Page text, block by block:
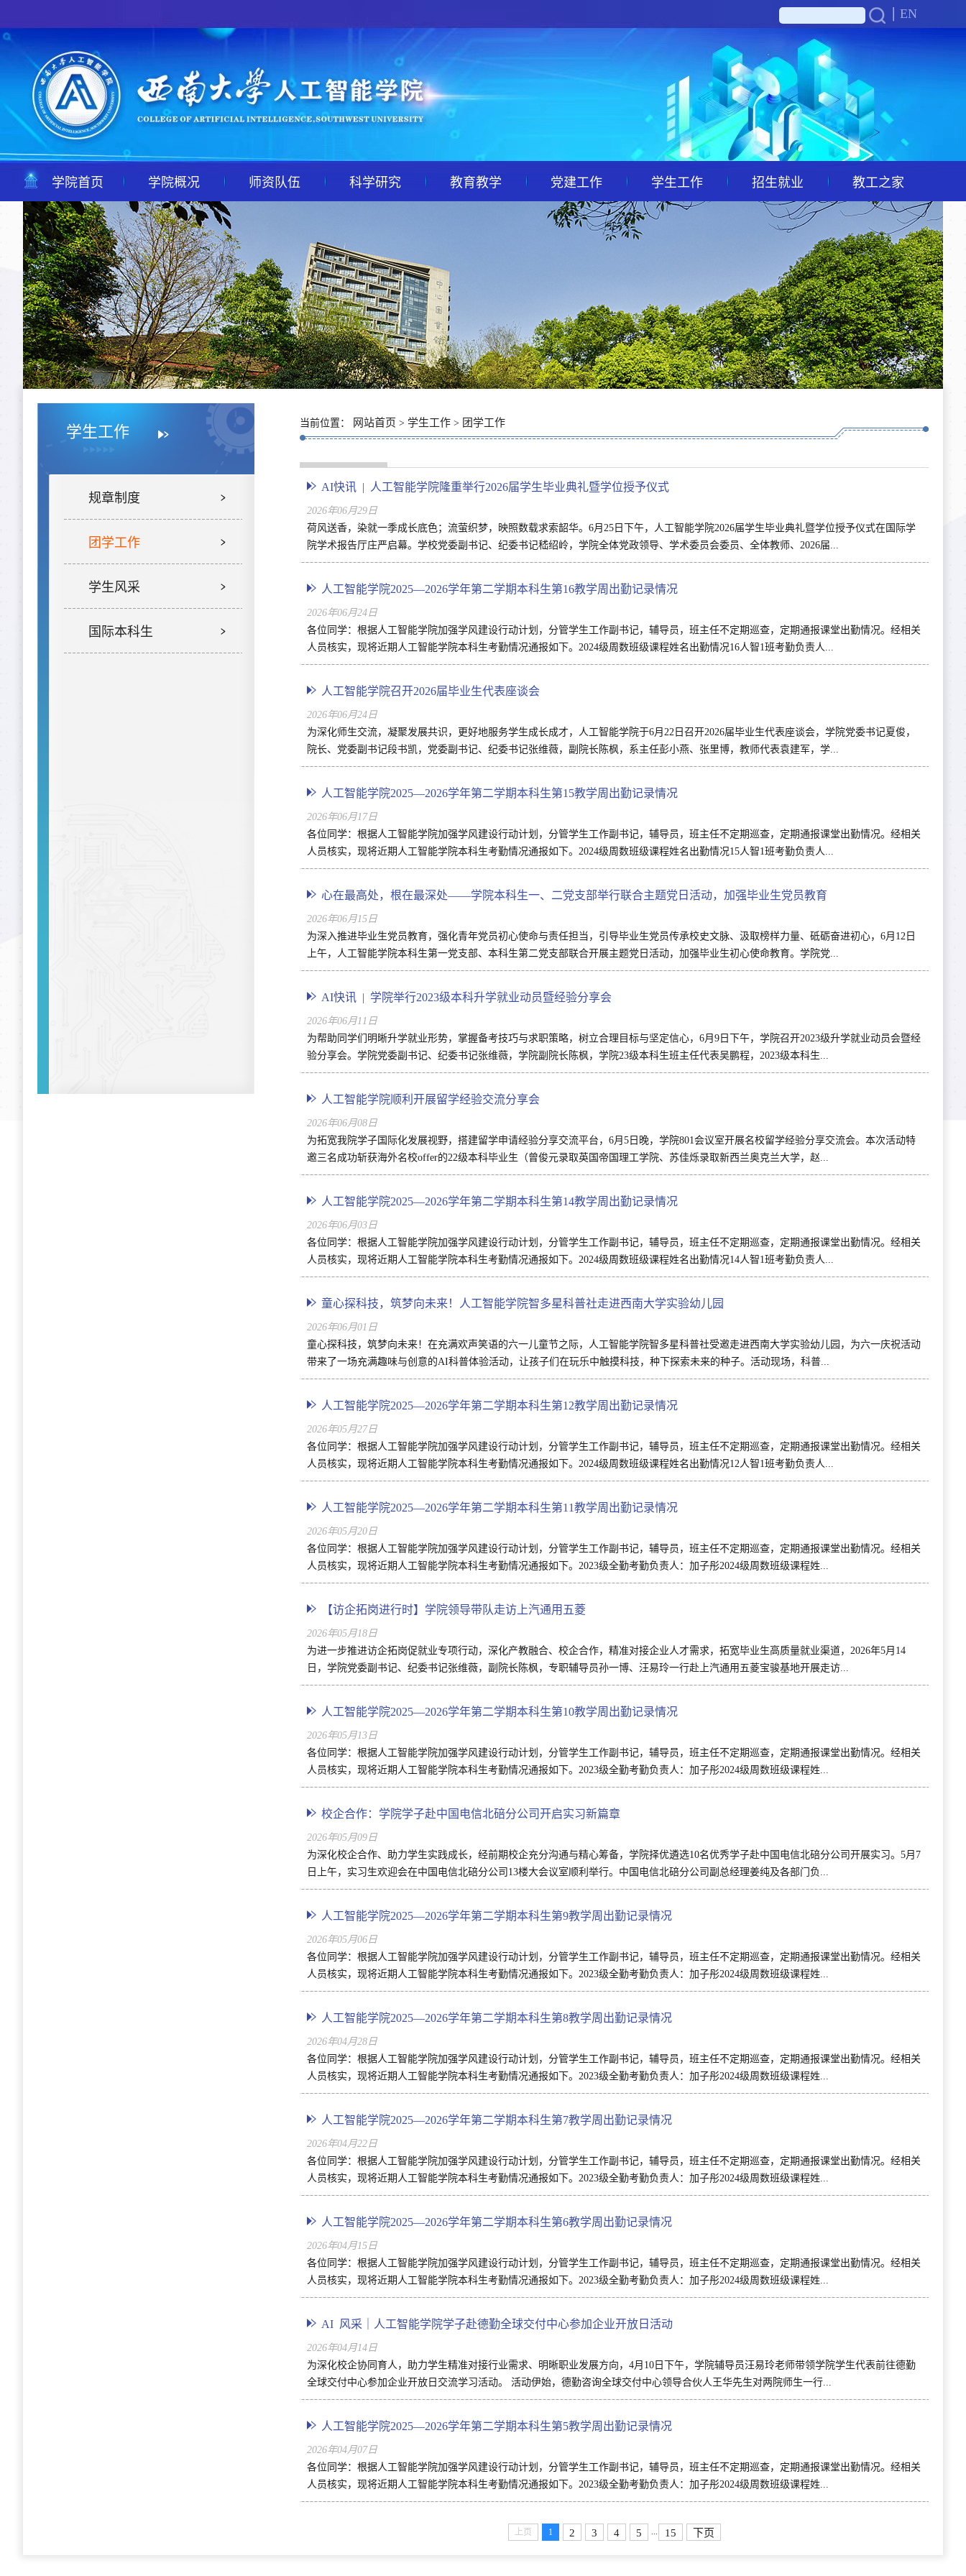
EN
学院首页 学院概况 师资队伍 科学研究 教育教学 党建工作 学生工作 招生就业 教工之家
学生工作
规章制度
团学工作
学生风采
国际本科生
当前位置： 网站首页 > 学生工作 > 团学工作
AI快讯 | 人工智能学院隆重举行2026届学生毕业典礼暨学位授予仪式
2026年06月29日
荷风送香，染就一季成长底色；流萤织梦，映照数载求索韶华。6月25日下午，人工智能学院2026届学生毕业典礼暨学位授予仪式在国际学
院学术报告厅庄严启幕。学校党委副书记、纪委书记嵇绍岭，学院全体党政领导、学术委员会委员、全体教师、2026届...
人工智能学院2025—2026学年第二学期本科生第16教学周出勤记录情况
2026年06月24日
各位同学：根据人工智能学院加强学风建设行动计划，分管学生工作副书记，辅导员，班主任不定期巡查，定期通报课堂出勤情况。经相关
人员核实，现将近期人工智能学院本科生考勤情况通报如下。2024级周数班级课程姓名出勤情况16人智1班考勤负责人...
人工智能学院召开2026届毕业生代表座谈会
2026年06月24日
为深化师生交流，凝聚发展共识，更好地服务学生成长成才，人工智能学院于6月22日召开2026届毕业生代表座谈会，学院党委书记夏俊，
院长、党委副书记段书凯，党委副书记、纪委书记张维薇，副院长陈枫，系主任彭小燕、张里博，教师代表袁建军，学...
人工智能学院2025—2026学年第二学期本科生第15教学周出勤记录情况
2026年06月17日
各位同学：根据人工智能学院加强学风建设行动计划，分管学生工作副书记，辅导员，班主任不定期巡查，定期通报课堂出勤情况。经相关
人员核实，现将近期人工智能学院本科生考勤情况通报如下。2024级周数班级课程姓名出勤情况15人智1班考勤负责人...
心在最高处，根在最深处——学院本科生一、二党支部举行联合主题党日活动，加强毕业生党员教育
2026年06月15日
为深入推进毕业生党员教育，强化青年党员初心使命与责任担当，引导毕业生党员传承校史文脉、汲取榜样力量、砥砺奋进初心，6月12日
上午，人工智能学院本科生第一党支部、本科生第二党支部联合开展主题党日活动，加强毕业生初心使命教育。学院党...
AI快讯 | 学院举行2023级本科升学就业动员暨经验分享会
2026年06月11日
为帮助同学们明晰升学就业形势，掌握备考技巧与求职策略，树立合理目标与坚定信心，6月9日下午，学院召开2023级升学就业动员会暨经
验分享会。学院党委副书记、纪委书记张维薇，学院副院长陈枫，学院23级本科生班主任代表吴鹏程，2023级本科生...
人工智能学院顺利开展留学经验交流分享会
2026年06月08日
为拓宽我院学子国际化发展视野，搭建留学申请经验分享交流平台，6月5日晚，学院801会议室开展名校留学经验分享交流会。本次活动特
邀三名成功斩获海外名校offer的22级本科毕业生（曾俊元录取英国帝国理工学院、苏佳烁录取新西兰奥克兰大学，赵...
人工智能学院2025—2026学年第二学期本科生第14教学周出勤记录情况
2026年06月03日
各位同学：根据人工智能学院加强学风建设行动计划，分管学生工作副书记，辅导员，班主任不定期巡查，定期通报课堂出勤情况。经相关
人员核实，现将近期人工智能学院本科生考勤情况通报如下。2024级周数班级课程姓名出勤情况14人智1班考勤负责人...
童心探科技，筑梦向未来！人工智能学院智多星科普社走进西南大学实验幼儿园
2026年06月01日
童心探科技，筑梦向未来！在充满欢声笑语的六一儿童节之际，人工智能学院智多星科普社受邀走进西南大学实验幼儿园，为六一庆祝活动
带来了一场充满趣味与创意的AI科普体验活动，让孩子们在玩乐中触摸科技，种下探索未来的种子。活动现场，科普...
人工智能学院2025—2026学年第二学期本科生第12教学周出勤记录情况
2026年05月27日
各位同学：根据人工智能学院加强学风建设行动计划，分管学生工作副书记，辅导员，班主任不定期巡查，定期通报课堂出勤情况。经相关
人员核实，现将近期人工智能学院本科生考勤情况通报如下。2024级周数班级课程姓名出勤情况12人智1班考勤负责人...
人工智能学院2025—2026学年第二学期本科生第11教学周出勤记录情况
2026年05月20日
各位同学：根据人工智能学院加强学风建设行动计划，分管学生工作副书记，辅导员，班主任不定期巡查，定期通报课堂出勤情况。经相关
人员核实，现将近期人工智能学院本科生考勤情况通报如下。2023级全勤考勤负责人：加子彤2024级周数班级课程姓...
【访企拓岗进行时】学院领导带队走访上汽通用五菱
2026年05月18日
为进一步推进访企拓岗促就业专项行动，深化产教融合、校企合作，精准对接企业人才需求，拓宽毕业生高质量就业渠道，2026年5月14
日，学院党委副书记、纪委书记张维薇，副院长陈枫，专职辅导员孙一博、汪易玲一行赴上汽通用五菱宝骏基地开展走访...
人工智能学院2025—2026学年第二学期本科生第10教学周出勤记录情况
2026年05月13日
各位同学：根据人工智能学院加强学风建设行动计划，分管学生工作副书记，辅导员，班主任不定期巡查，定期通报课堂出勤情况。经相关
人员核实，现将近期人工智能学院本科生考勤情况通报如下。2023级全勤考勤负责人：加子彤2024级周数班级课程姓...
校企合作：学院学子赴中国电信北碚分公司开启实习新篇章
2026年05月09日
为深化校企合作、助力学生实践成长，经前期校企充分沟通与精心筹备，学院择优遴选10名优秀学子赴中国电信北碚分公司开展实习。5月7
日上午，实习生欢迎会在中国电信北碚分公司13楼大会议室顺利举行。中国电信北碚分公司副总经理姜纯及各部门负...
人工智能学院2025—2026学年第二学期本科生第9教学周出勤记录情况
2026年05月06日
各位同学：根据人工智能学院加强学风建设行动计划，分管学生工作副书记，辅导员，班主任不定期巡查，定期通报课堂出勤情况。经相关
人员核实，现将近期人工智能学院本科生考勤情况通报如下。2023级全勤考勤负责人：加子彤2024级周数班级课程姓...
人工智能学院2025—2026学年第二学期本科生第8教学周出勤记录情况
2026年04月28日
各位同学：根据人工智能学院加强学风建设行动计划，分管学生工作副书记，辅导员，班主任不定期巡查，定期通报课堂出勤情况。经相关
人员核实，现将近期人工智能学院本科生考勤情况通报如下。2023级全勤考勤负责人：加子彤2024级周数班级课程姓...
人工智能学院2025—2026学年第二学期本科生第7教学周出勤记录情况
2026年04月22日
各位同学：根据人工智能学院加强学风建设行动计划，分管学生工作副书记，辅导员，班主任不定期巡查，定期通报课堂出勤情况。经相关
人员核实，现将近期人工智能学院本科生考勤情况通报如下。2023级全勤考勤负责人：加子彤2024级周数班级课程姓...
人工智能学院2025—2026学年第二学期本科生第6教学周出勤记录情况
2026年04月15日
各位同学：根据人工智能学院加强学风建设行动计划，分管学生工作副书记，辅导员，班主任不定期巡查，定期通报课堂出勤情况。经相关
人员核实，现将近期人工智能学院本科生考勤情况通报如下。2023级全勤考勤负责人：加子彤2024级周数班级课程姓...
AI 风采｜人工智能学院学子赴德勤全球交付中心参加企业开放日活动
2026年04月14日
为深化校企协同育人，助力学生精准对接行业需求、明晰职业发展方向，4月10日下午，学院辅导员汪易玲老师带领学院学生代表前往德勤
全球交付中心参加企业开放日交流学习活动。 活动伊始，德勤咨询全球交付中心领导合伙人王华先生对两院师生一行...
人工智能学院2025—2026学年第二学期本科生第5教学周出勤记录情况
2026年04月07日
各位同学：根据人工智能学院加强学风建设行动计划，分管学生工作副书记，辅导员，班主任不定期巡查，定期通报课堂出勤情况。经相关
人员核实，现将近期人工智能学院本科生考勤情况通报如下。2023级全勤考勤负责人：加子彤2024级周数班级课程姓...
上页 1 2 3 4 5 15 下页